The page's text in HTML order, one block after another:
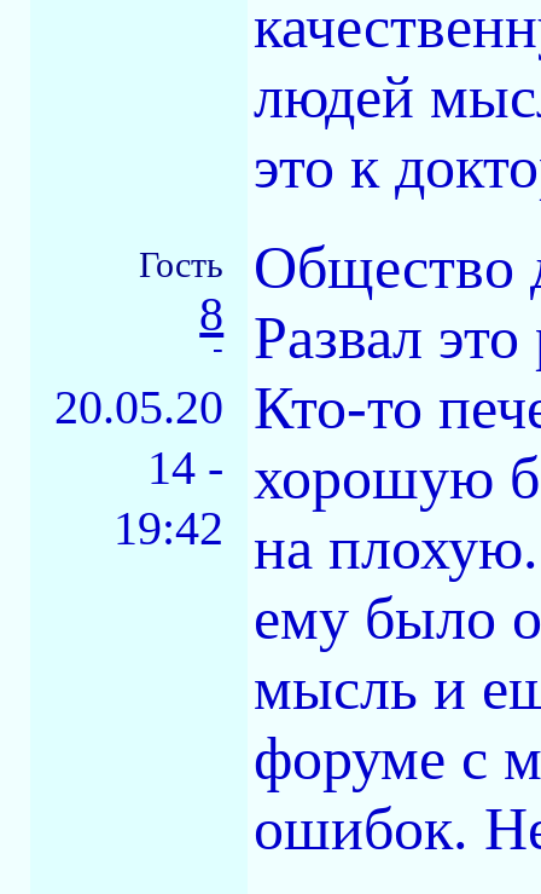
людей
это к
Гость
8
-
20.05.20
14 -
19:42
Общество
Развал
Кто-то
хорошую
на
ему было
мысль и
форуме с
ошибок.